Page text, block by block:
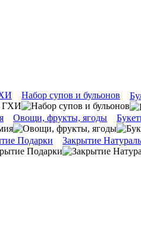
Набор супов и бульонов
Овощи, фрукты, ягоды
Подарки Закрытие